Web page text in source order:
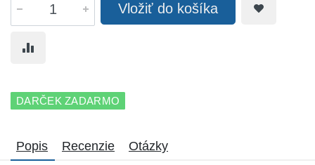
Vložiť do košíka
DARČEK ZADARMO
Popis Recenzie Otázky